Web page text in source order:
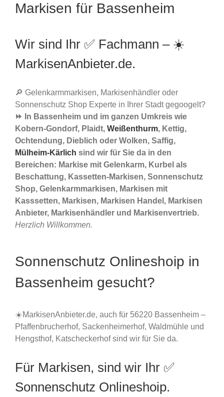
Markisen für Bassenheim
Wir sind Ihr ✅ Fachmann – ☀️
MarkisenAnbieter.de.
🔎 Gelenkarmmarkisen, Markisenhändler oder
Sonnenschutz Shop Experte in Ihrer Stadt gegoogelt?
⏩ In Bassenheim und im ganzen Umkreis wie
Kobern-Gondorf, Plaidt, Weißenthurm, Kettig,
Ochtendung, Dieblich oder Wolken, Saffig,
Mülheim-Kärlich sind wir für Sie da in den
Bereichen: Markise mit Gelenkarm, Kurbel als
Beschattung, Kassetten-Markisen, Sonnenschutz
Shop, Gelenkarmmarkisen, Markisen mit
Kasssetten, Markisen, Markisen Handel, Markisen
Anbieter, Markisenhändler und Markisenvertrieb.
Herzlich Willkommen.
Sonnenschutz Onlineshoip in
Bassenheim gesucht?
☀️MarkisenAnbieter.de, auch für 56220 Bassenheim –
Pfaffenbrucherhof, Sackenheimerhof, Waldmühle und
Hengsthof, Katscheckerhof sind wir für Sie da.
Für Markisen, sind wir Ihr ✅
Sonnenschutz Onlineshoip.